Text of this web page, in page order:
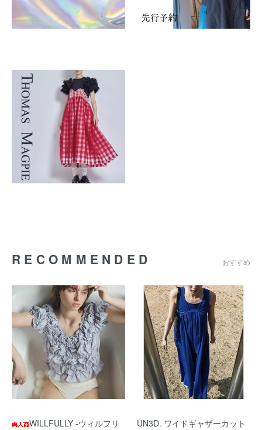
RECOMMENDED おすすめ
WILLFULLY -ウィルフリ
UN3D. ワイドギャザーカット